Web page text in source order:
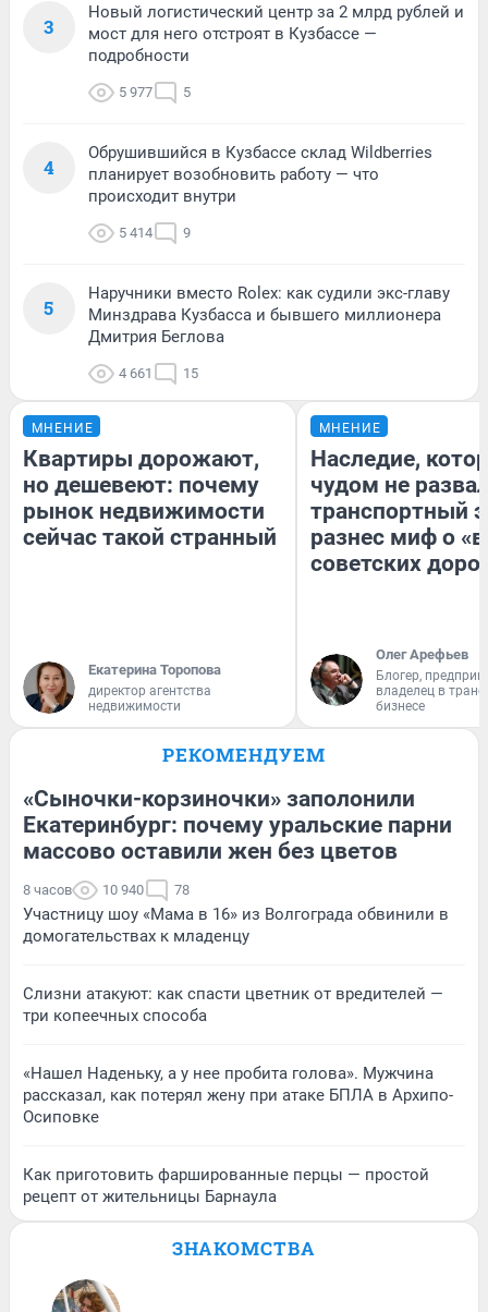
3
Новый логистический центр за 2 млрд рублей и
мост для него отстроят в Кузбассе —
подробности
5 977 5
4
Обрушившийся в Кузбассе склад Wildberries
планирует возобновить работу — что
происходит внутри
5 414 9
5
Наручники вместо Rolex: как судили экс-главу
Минздрава Кузбасса и бывшего миллионера
Дмитрия Беглова
4 661 15
МНЕНИЕ
Квартиры дорожают,
но дешевеют: почему
рынок недвижимости
сейчас такой странный
Екатерина Торопова
директор агентства
недвижимости
МНЕНИЕ
Наследие,
чудом не
транспортный
разнес миф о
советских
Олег Арефьев
Блогер,
владелец в
бизнесе
РЕКОМЕНДУЕМ
«Сыночки-корзиночки» заполонили
Екатеринбург: почему уральские парни
массово оставили жен без цветов
8 часов 10 940 78
Участницу шоу «Мама в 16» из Волгограда обвинили в
домогательствах к младенцу
Слизни атакуют: как спасти цветник от вредителей —
три копеечных способа
«Нашел Наденьку, а у нее пробита голова». Мужчина
рассказал, как потерял жену при атаке БПЛА в Архипо-
Осиповке
Как приготовить фаршированные перцы — простой
рецепт от жительницы Барнаула
ЗНАКОМСТВА